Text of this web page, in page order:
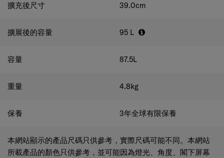
擴充後尺寸 39.0cm
擴展後的容量 95 L
容量 87.5L
重量 4.8kg
保養 3年全球有限保養
本網站顯示的產品尺碼只供參考，實際尺碼可能不同。本網站
所載產品的顏色只供參考，並可能因為燈光、角度、閣下屏幕